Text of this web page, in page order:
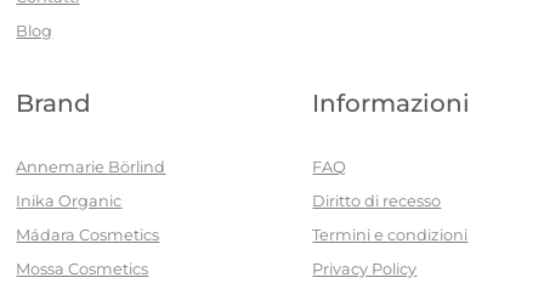
Blog
Brand
Annemarie Börlind
Inika Organic
Mádara Cosmetics
Mossa Cosmetics
Informazioni
FAQ
Diritto di recesso
Termini e condizioni
Privacy Policy